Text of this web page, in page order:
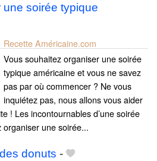
soirée typique
Recette Américaine.com
Vous souhaitez organiser une soirée
typique américaine et vous ne savez
pas par où commencer ? Ne vous
inquiétez pas, nous allons vous aider
! Les incontournables d’une soirée
une soirée...
donuts -